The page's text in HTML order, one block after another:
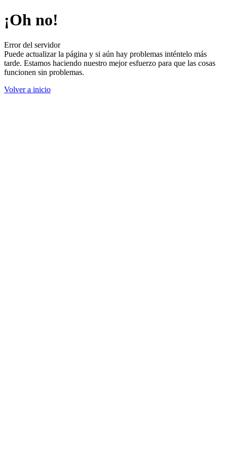
¡Oh no!
Error del servidor
Puede actualizar la página y si aún hay problemas inténtelo más
tarde. Estamos haciendo nuestro mejor esfuerzo para que las cosas
funcionen sin problemas.
Volver a inicio